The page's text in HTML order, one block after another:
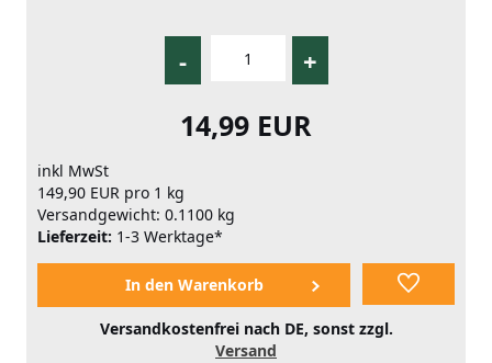
- +
14,99 EUR
inkl MwSt
149,90 EUR pro 1 kg
Versandgewicht: 0.1100 kg
Lieferzeit: 1-3 Werktage*
Versandkostenfrei nach DE, sonst zzgl.
Versand